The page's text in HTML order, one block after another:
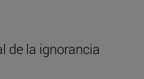
de la ignorancia